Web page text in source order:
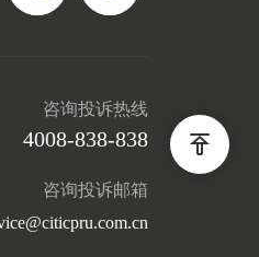
咨询投诉热线
4008-838-838
咨询投诉邮箱